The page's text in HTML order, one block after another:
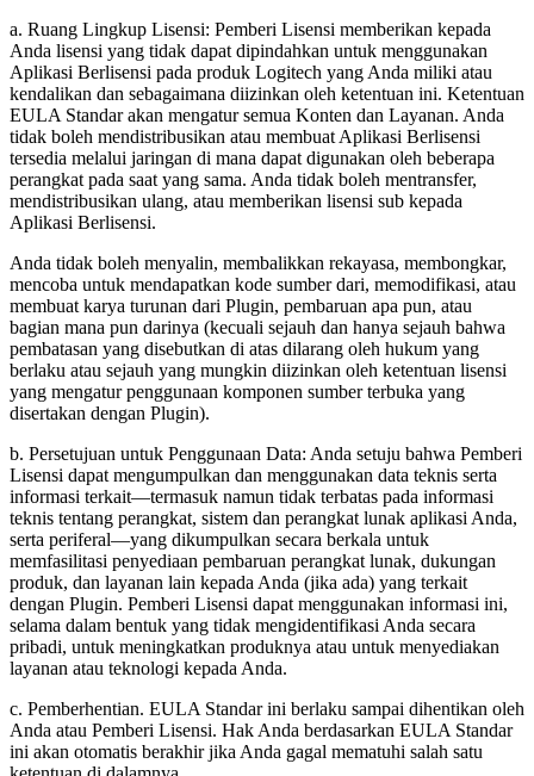
a. Ruang Lingkup Lisensi: Pemberi Lisensi memberikan kepada
Anda lisensi yang tidak dapat dipindahkan untuk menggunakan
Aplikasi Berlisensi pada produk Logitech yang Anda miliki atau
kendalikan dan sebagaimana diizinkan oleh ketentuan ini. Ketentuan
EULA Standar akan mengatur semua Konten dan Layanan. Anda
tidak boleh mendistribusikan atau membuat Aplikasi Berlisensi
tersedia melalui jaringan di mana dapat digunakan oleh beberapa
perangkat pada saat yang sama. Anda tidak boleh mentransfer,
mendistribusikan ulang, atau memberikan lisensi sub kepada
Aplikasi Berlisensi.
Anda tidak boleh menyalin, membalikkan rekayasa, membongkar,
mencoba untuk mendapatkan kode sumber dari, memodifikasi, atau
membuat karya turunan dari Plugin, pembaruan apa pun, atau
bagian mana pun darinya (kecuali sejauh dan hanya sejauh bahwa
pembatasan yang disebutkan di atas dilarang oleh hukum yang
berlaku atau sejauh yang mungkin diizinkan oleh ketentuan lisensi
yang mengatur penggunaan komponen sumber terbuka yang
disertakan dengan Plugin).
b. Persetujuan untuk Penggunaan Data: Anda setuju bahwa Pemberi
Lisensi dapat mengumpulkan dan menggunakan data teknis serta
informasi terkait—termasuk namun tidak terbatas pada informasi
teknis tentang perangkat, sistem dan perangkat lunak aplikasi Anda,
serta periferal—yang dikumpulkan secara berkala untuk
memfasilitasi penyediaan pembaruan perangkat lunak, dukungan
produk, dan layanan lain kepada Anda (jika ada) yang terkait
dengan Plugin. Pemberi Lisensi dapat menggunakan informasi ini,
selama dalam bentuk yang tidak mengidentifikasi Anda secara
pribadi, untuk meningkatkan produknya atau untuk menyediakan
layanan atau teknologi kepada Anda.
c. Pemberhentian. EULA Standar ini berlaku sampai dihentikan oleh
Anda atau Pemberi Lisensi. Hak Anda berdasarkan EULA Standar
ini akan otomatis berakhir jika Anda gagal mematuhi salah satu